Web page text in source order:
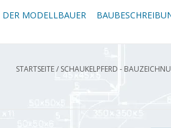
MODELLBAUER
STARTSEITE/ SCHAUKELPFERD -